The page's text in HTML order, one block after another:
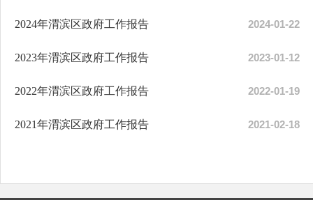
2024年​渭滨区政府工作报告 2024-01-22
2023年​渭滨区政府工作报告 2023-01-12
2022年渭滨区政府工作报告 2022-01-19
2021年渭滨区政府工作报告 2021-02-18